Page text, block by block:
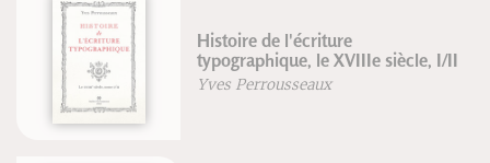
Histoire de l'écriture
typographique, le XVIIIe siècle, I/II
Yves Perrousseaux